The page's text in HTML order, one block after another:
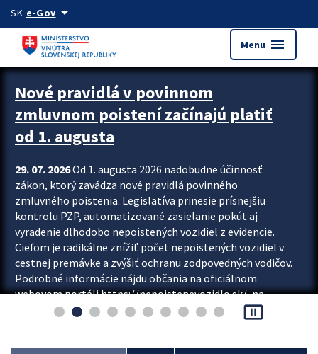
Preskocit na hlavný obsah
SK e-Govarrow_drop_down
Menu menu
Zastavit automatický posun upútavok
Nové pravidlá v povinnom
zmluvnom poistení začínajú platiť
od 1. augusta
29. 07. 2026Od 1. augusta 2026 nadobudne účinnosť
zákon, ktorý zavádza nové pravidlá povinného
zmluvného poistenia. Legislatíva prinesie prísnejšiu
kontrolu PZP, automatizované zasielanie pokút aj
vyradenie dlhodobo nepoistených vozidiel z evidencie.
Cieľom je radikálne znížiť počet nepoistených vozidiel v
cestnej premávke a zvýšiť ochranu zodpovedných vodičov.
Podrobné informácie nájdu občania na oficiálnom
webovom portáli https://nepoistenevozidlo.sk/, na
ktorom od augusta pribudne aj možnosť overiť si...
pause_presentation